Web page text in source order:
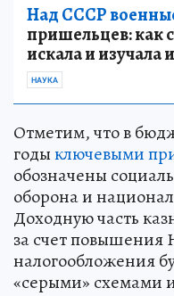
Над СССР
пришельцев: как
искала и изучала
НАУКА
Отметим, что в
годыключевыми
обозначены
оборона и
Доходную часть
за счет повышения
налогообложения
«серыми» схемами